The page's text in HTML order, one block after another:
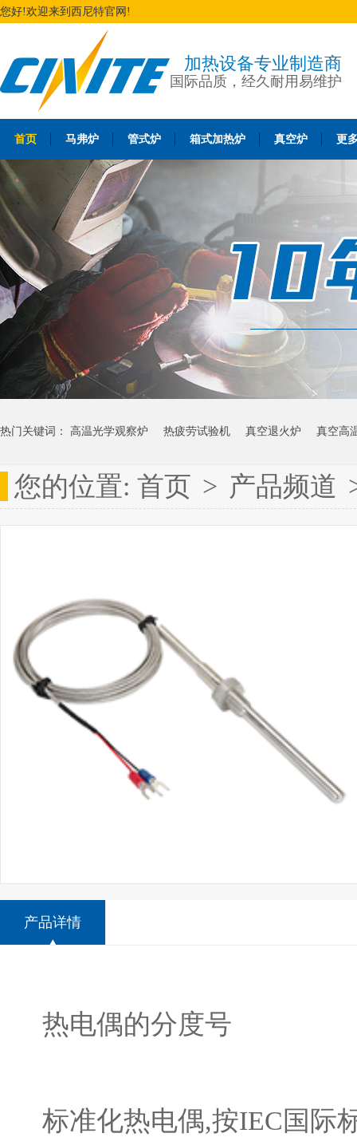
您好!欢迎来到西尼特官网!
加热设备专业制造商
国际品质，经久耐用易维护
首页 马弗炉 管式炉 箱式加热炉 真空炉 更
热门关键词： 高温光学观察炉 热疲劳试验机 真空退火炉 真空高
您的位置: 首页 > 产品频道
产品详情
热电偶的分度号
标准化热电偶,按IEC国际